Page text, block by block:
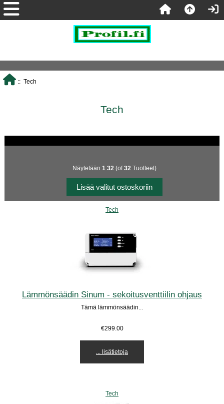
:: Tech
Tech
Näytetään 1 32 (of32 Tuotteet)
Tech
Lämmönsäädin Sinum - sekoitusventtiilin ohjaus
Tämä lämmönsäädin...
€299.00
... lisätietoja
Tech